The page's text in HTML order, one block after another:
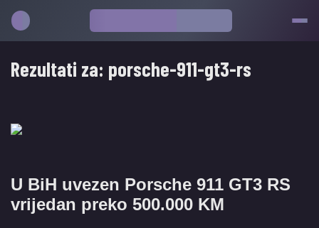
Rezultati za: porsche-911-gt3-rs
U BiH uvezen Porsche 911 GT3 RS
vrijedan preko 500.000 KM